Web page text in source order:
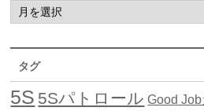
タグ
5S 5Sパトロール Good Job